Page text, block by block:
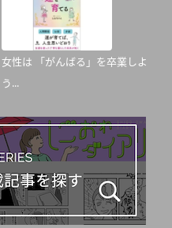
女性は 「がんばる」を卒業しよ
う...